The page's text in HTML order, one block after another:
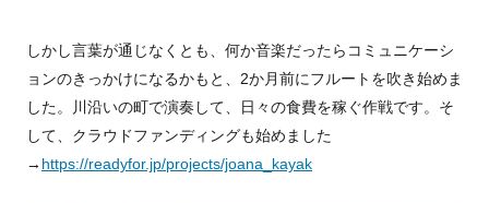
しかし言葉が通じなくとも、何か音楽だったらコミュニケーシ
ョンのきっかけになるかもと、2か月前にフルートを吹き始めま
した。川沿いの町で演奏して、日々の食費を稼ぐ作戦です。そ
して、クラウドファンディングも始めました
→ https://readyfor.jp/projects/joana_kayak